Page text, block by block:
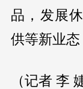
品，发展
供等新业态
（记者 李